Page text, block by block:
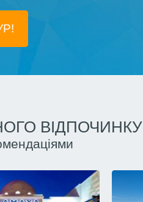
ВІДПОЧИНКУ